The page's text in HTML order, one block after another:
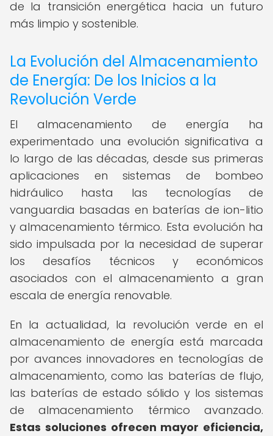
de la transición energética hacia un futuro
más limpio y sostenible.
La Evolución del Almacenamiento
de Energía: De los Inicios a la
Revolución Verde
El almacenamiento de energía ha
experimentado una evolución significativa a
lo largo de las décadas, desde sus primeras
aplicaciones en sistemas de bombeo
hidráulico hasta las tecnologías de
vanguardia basadas en baterías de ion-litio
y almacenamiento térmico. Esta evolución ha
sido impulsada por la necesidad de superar
los desafíos técnicos y económicos
asociados con el almacenamiento a gran
escala de energía renovable.
En la actualidad, la revolución verde en el
almacenamiento de energía está marcada
por avances innovadores en tecnologías de
almacenamiento, como las baterías de flujo,
las baterías de estado sólido y los sistemas
de almacenamiento térmico avanzado.
Estas soluciones ofrecen mayor eficiencia,